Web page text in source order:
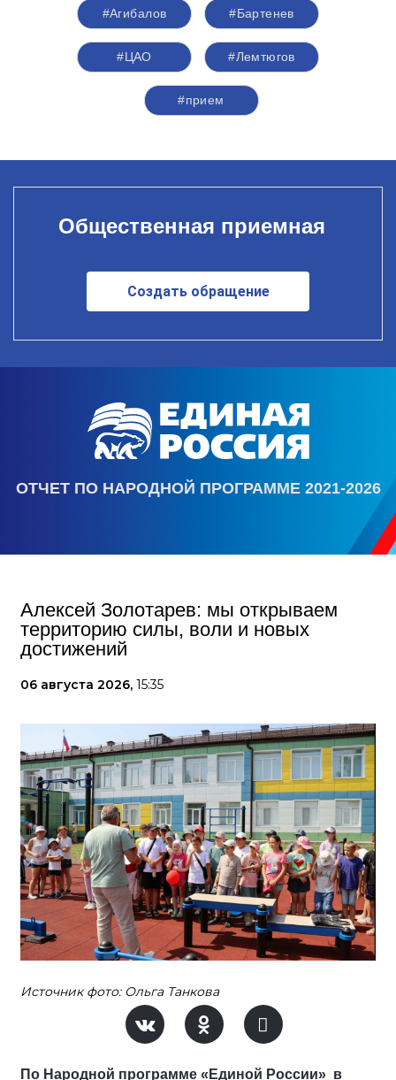
#Агибалов #Бартенев
#ЦАО #Лемтюгов
#прием
Общественная приемная
Создать обращение
ОТЧЕТ ПО НАРОДНОЙ ПРОГРАММЕ 2021-2026
Алексей Золотарев: мы открываем
территорию силы, воли и новых
достижений
06 августа 2026, 15:35
Источник фото: Ольга Танкова
По Народной программе «Единой России» в